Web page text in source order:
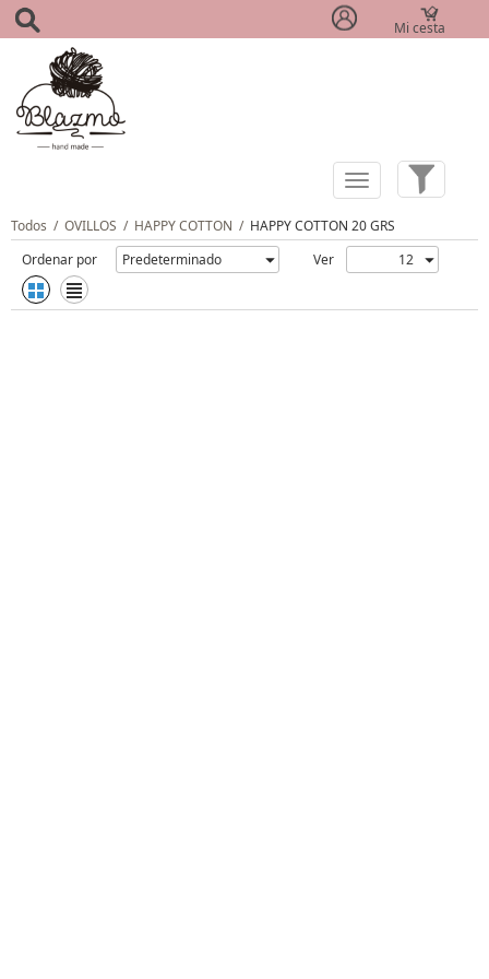
Mi cesta
Todos / OVILLOS / HAPPY COTTON / HAPPY COTTON 20 GRS
Ordenar por
Ver